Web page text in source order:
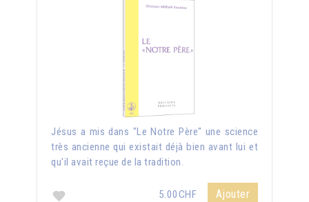
Jésus a mis dans "Le Notre Père" une science
très ancienne qui existait déjà bien avant lui et
qu'il avait reçue de la tradition.
5.00CHF Ajouter